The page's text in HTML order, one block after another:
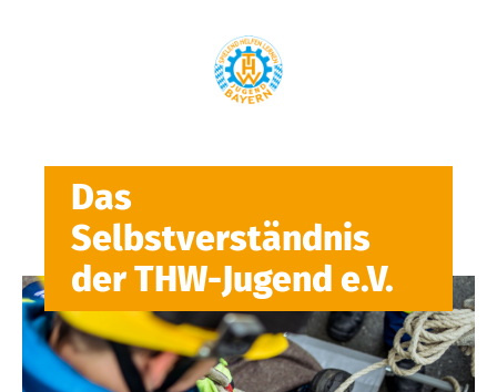
Das
Selbstverständnis
der THW-Jugend e.V.